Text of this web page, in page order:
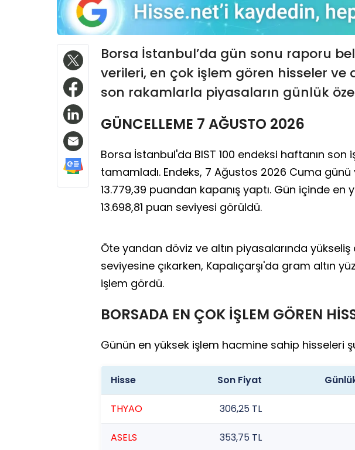
Borsa İstanbul’da gün sonu raporu
verileri, en çok işlem gören hisseler ve
son rakamlarla piyasaların günlük
GÜNCELLEME 7 AĞUSTO 2026
Borsa İstanbul'da BIST 100 endeksi haftanın son
tamamladı. Endeks, 7 Ağustos 2026 Cuma
13.779,39 puandan kapanış yaptı. Gün içinde en
13.698,81 puan seviyesi görüldü.
Öte yandan döviz ve altın piyasalarında
seviyesine çıkarken, Kapalıçarşı'da gram altın
işlem gördü.
BORSADA EN ÇOK İŞLEM GÖREN
Günün en yüksek işlem hacmine sahip hisseleri
Hisse Son Fiyat
THYAO 306,25 TL
ASELS 353,75 TL